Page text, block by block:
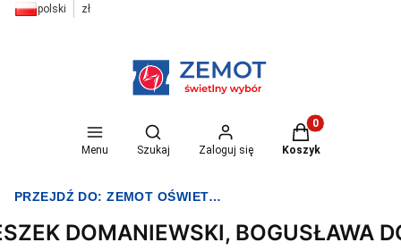
polski zł
Menu
Otwórz wyszukiwarkę
Szukaj Zaloguj się
Produkty w
Koszyk
PRZEJDŹ DO:ZEMOT OŚWIETLENIE I ELEKTRYKA
DOMANIEWSKI, BOGUSŁAWA